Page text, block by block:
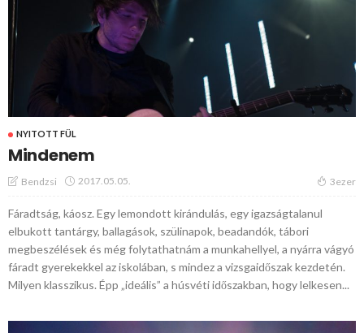
NYITOTT FÜL
Mindenem
Bendzsi 2017.05.05. 3ezer
Fáradtság, káosz. Egy lemondott kirándulás, egy igazságtalanul
elbukott tantárgy, ballagások, szülinapok, beadandók, tábori
megbeszélések és még folytathatnám a munkahellyel, a nyárra vágyó
fáradt gyerekekkel az iskolában, s mindez a vizsgaidőszak kezdetén.
Milyen klasszikus. Épp „ideális” a húsvéti időszakban, hogy lelkesen...